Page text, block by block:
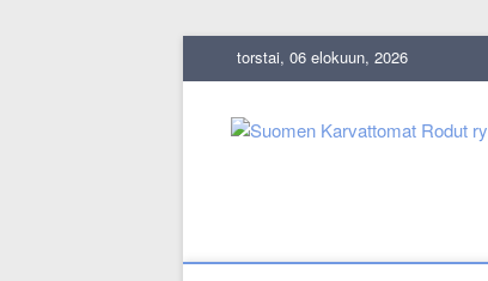
torstai, 06 elokuun, 2026